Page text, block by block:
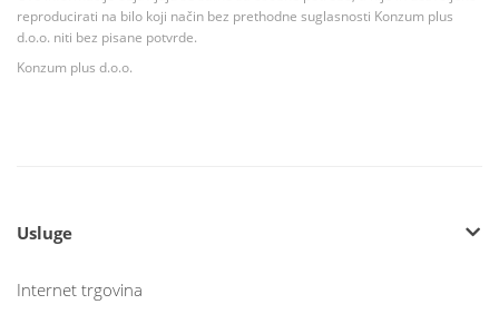
reproducirati na bilo koji način bez prethodne suglasnosti Konzum plus
d.o.o. niti bez pisane potvrde.
Konzum plus d.o.o.
Usluge
Internet trgovina